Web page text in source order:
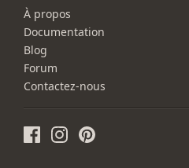
À propos
Documentation
Blog
Forum
Contactez-nous